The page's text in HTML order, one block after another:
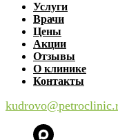
Услуги
Врачи
Цены
Акции
Отзывы
О клинике
Контакты